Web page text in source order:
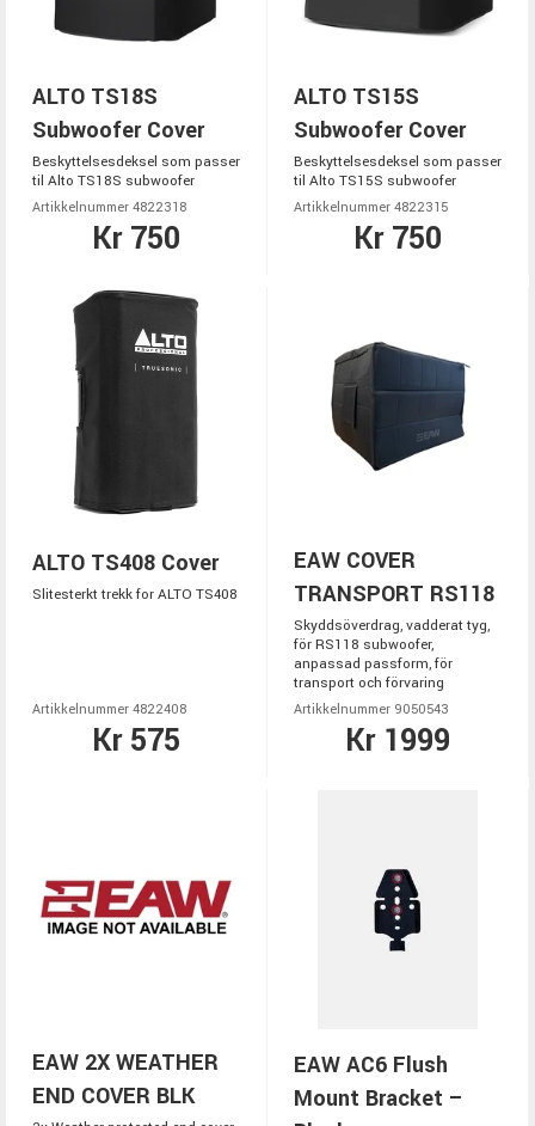
ALTO TS18S
Subwoofer Cover
Beskyttelsesdeksel som passer
til Alto TS18S subwoofer
Artikkelnummer 4822318
Kr 750
ALTO TS15S
Subwoofer Cover
Beskyttelsesdeksel som passer
til Alto TS15S subwoofer
Artikkelnummer 4822315
Kr 750
ALTO TS408 Cover
Slitesterkt trekk for ALTO TS408
Artikkelnummer 4822408
Kr 575
EAW COVER
TRANSPORT RS118
Skyddsöverdrag, vadderat tyg,
för RS118 subwoofer,
anpassad passform, för
transport och förvaring
Artikkelnummer 9050543
Kr 1999
EAW 2X WEATHER
END COVER BLK
EAW AC6 Flush
Mount Bracket –